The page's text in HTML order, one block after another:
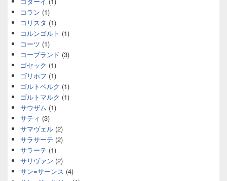
コラン (1)
コリスタ (1)
コルンゴルト (1)
コーツ (1)
コープランド (3)
ゴセック (1)
ゴリホフ (1)
ゴルトベルク (1)
ゴルトマルク (1)
サウザム (1)
サティ (3)
サマヴェル (2)
サラサーテ (2)
サラーテ (1)
サリヴァン (2)
サン=サーンス (4)